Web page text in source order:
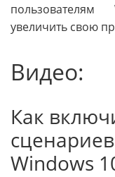
увеличить свою
Видео:
Как
Windows